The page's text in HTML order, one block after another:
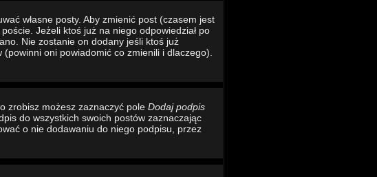
własne posty. Aby zmienić post (czasem jest
Jeżeli ktoś już na niego odpowiedział po
Nie zostanie on dodany jeśli ktoś już
oni powiadomić co zmienili i dlaczego).
zrobisz możesz zaznaczyć pole Dodaj podpis
do wszystkich swoich postów zaznaczając
o nie dodawaniu do niego podpisu, przez